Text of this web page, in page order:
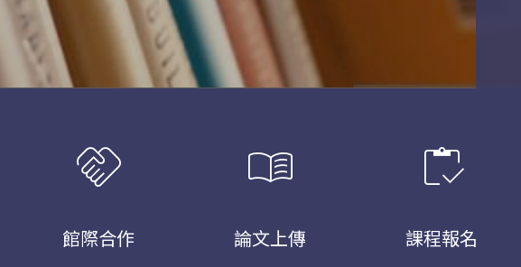
handshake
館際合作
menu_book
論文上傳
inventory
課程報名